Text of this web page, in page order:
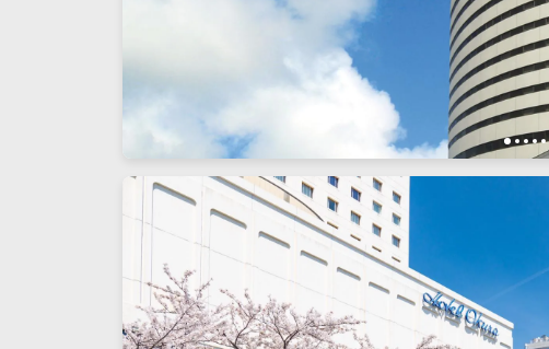
1 2345